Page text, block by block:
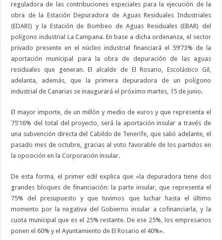
reguladora de las contribuciones especiales para la ejecución de la
obra de la Estación Depuradora de Aguas Residuales Industriales
(EDARI) y la Estación de Bombeo de Aguas Residuales (EBAR) del
polígono industrial La Campana. En base a dicha ordenanza, el sector
privado presente en el núcleo industrial financiará el 59’73% de la
aportación municipal para la obra de depuración de las aguas
residuales que generan. El alcalde de El Rosario, Escolástico Gil,
adelanta, además, que la primera depuradora de un polígono
industrial de Canarias se inaugurará el próximo martes, 15 de junio.
El mayor importe, de un millón y medio de euros y que representa el
75’16% del total del proyecto, será la aportación insular a través de
una subvención directa del Cabildo de Tenerife, que salió adelante, el
pasado mes de octubre, gracias al voto favorable de los partidos en
la oposición en la Corporación insular.
De esta forma, el primer edil explica que «la depuradora tiene dos
grandes bloques de financiación: la parte insular, que representa el
75% del presupuesto y que tuvimos que luchar hasta el último
momento por la negativa del Gobierno insular a cofinanciarla, y la
cuota municipal que es el 25% restante. De ese 25%, los empresarios
ponen el 60% y el Ayuntamiento de El Rosario el 40%».